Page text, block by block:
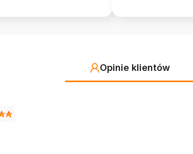
Opinie klientów